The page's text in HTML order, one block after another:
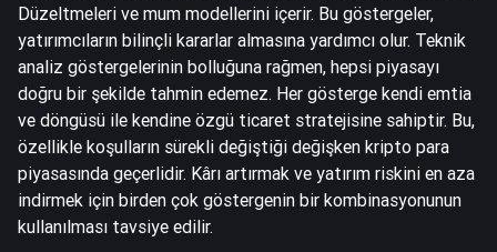
Düzeltmeleri ve mum modellerini içerir. Bu göstergeler,
yatırımcıların bilinçli kararlar almasına yardımcı olur. Teknik
analiz göstergelerinin bolluğuna rağmen, hepsi piyasayı
doğru bir şekilde tahmin edemez. Her gösterge kendi emtia
ve döngüsü ile kendine özgü ticaret stratejisine sahiptir. Bu,
özellikle koşulların sürekli değiştiği değişken kripto para
piyasasında geçerlidir. Kârı artırmak ve yatırım riskini en aza
indirmek için birden çok göstergenin bir kombinasyonunun
kullanılması tavsiye edilir.